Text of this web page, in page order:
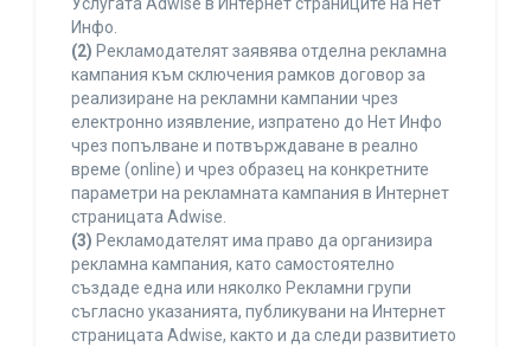
Услугата Adwise в Интернет страниците на Нет
Инфо.
(2) Рекламодателят заявява отделна рекламна
кампания към сключения рамков договор за
реализиране на рекламни кампании чрез
електронно изявление, изпратено до Нет Инфо
чрез попълване и потвърждаване в реално
време (online) и чрез образец на конкретните
параметри на рекламната кампания в Интернет
страницата Adwise.
(3) Рекламодателят има право да организира
рекламна кампания, като самостоятелно
създаде една или няколко Рекламни групи
съгласно указанията, публикувани на Интернет
страницата Adwise, както и да следи развитието